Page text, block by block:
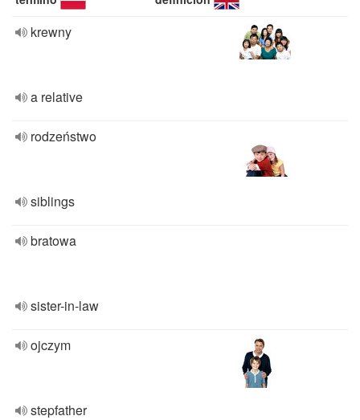
krewny
a relative
rodzeństwo
siblings
bratowa
sister-in-law
ojczym
stepfather